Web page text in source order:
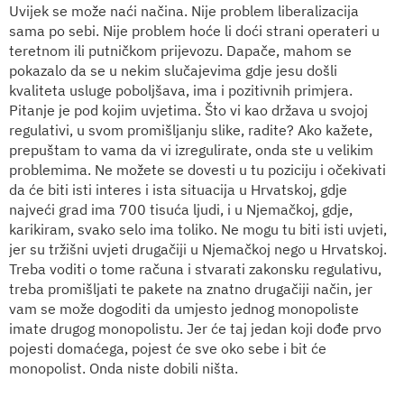
Uvijek se može naći načina. Nije problem liberalizacija
sama po sebi. Nije problem hoće li doći strani operateri u
teretnom ili putničkom prijevozu. Dapače, mahom se
pokazalo da se u nekim slučajevima gdje jesu došli
kvaliteta usluge poboljšava, ima i pozitivnih primjera.
Pitanje je pod kojim uvjetima. Što vi kao država u svojoj
regulativi, u svom promišljanju slike, radite? Ako kažete,
prepuštam to vama da vi izregulirate, onda ste u velikim
problemima. Ne možete se dovesti u tu poziciju i očekivati
da će biti isti interes i ista situacija u Hrvatskoj, gdje
najveći grad ima 700 tisuća ljudi, i u Njemačkoj, gdje,
karikiram, svako selo ima toliko. Ne mogu tu biti isti uvjeti,
jer su tržišni uvjeti drugačiji u Njemačkoj nego u Hrvatskoj.
Treba voditi o tome računa i stvarati zakonsku regulativu,
treba promišljati te pakete na znatno drugačiji način, jer
vam se može dogoditi da umjesto jednog monopoliste
imate drugog monopolistu. Jer će taj jedan koji dođe prvo
pojesti domaćega, pojest će sve oko sebe i bit će
monopolist. Onda niste dobili ništa.